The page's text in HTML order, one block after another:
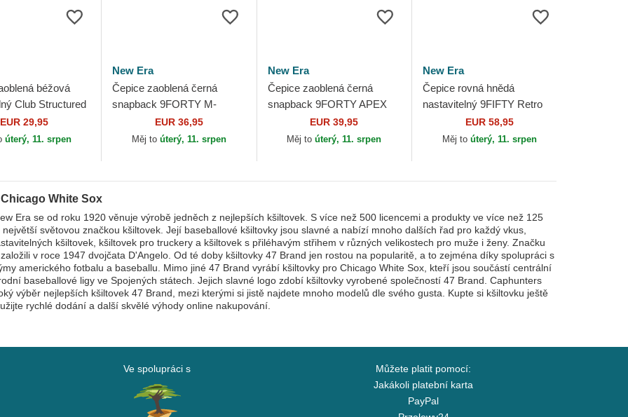
béžová
Club Structured
Chicago
MLB Nike
EUR 29,95
úterý, 11. srpen
New Era
Čepice zaoblená černá
snapback 9FORTY M-
Crown All Star Game
Chicago White Sox MLB
EUR 36,95
Měj to úterý, 11. srpen
New Era
Čepice zaoblená černá
snapback 9FORTY APEX
BP Chi Chicago White Sox
MLB New Era
EUR 39,95
Měj toúterý, 11. srpen
New Era
Čepice rovná hnědá
nastavitelný 9FIFTY Retro
Crown Wool Pinstripe
Chicago White Sox MLB
EUR 58,95
Měj to úterý, 11. srpen
White Sox
Era se od roku 1920 věnuje výrobě jedněch z nejlepších kšiltovek. S více než 500 licencemi a produkty ve více než 125
světovou značkou kšiltovek. Její baseballové kšiltovky jsou slavné a nabízí mnoho dalších řad pro každý vkus,
kšiltovek, kšiltovek pro truckery a kšiltovek s přiléhavým střihem v různých velikostech pro muže i ženy. Značku
v roce 1947 dvojčata D'Angelo. Od té doby kšiltovky 47 Brand jen rostou na popularitě, a to zejména díky spolupráci s
amerického fotbalu a baseballu. Mimo jiné 47 Brand vyrábí kšiltovky pro Chicago White Sox, kteří jsou součástí centrální
baseballové ligy ve Spojených státech. Jejich slavné logo zdobí kšiltovky vyrobené společností 47 Brand. Caphunters
výběr nejlepších kšiltovek 47 Brand, mezi kterými si jistě najdete mnoho modelů dle svého gusta. Kupte si kšiltovku ještě
rychlé dodání a další skvělé výhody online nakupování.
Ve spolupráci s
Můžete platit pomocí:
Jakákoli platební karta
PayPal